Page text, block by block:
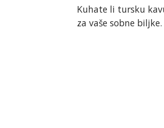
Kuhate li tursku
za vaše sobne